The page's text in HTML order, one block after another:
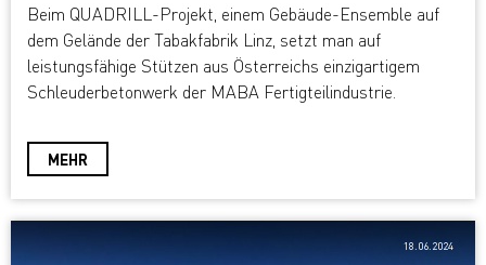
Beim QUADRILL-Projekt, einem Gebäude-Ensemble auf
dem Gelände der Tabakfabrik Linz, setzt man auf
leistungsfähige Stützen aus Österreichs einzigartigem
Schleuderbetonwerk der MABA Fertigteilindustrie.
MEHR
18.06.2024